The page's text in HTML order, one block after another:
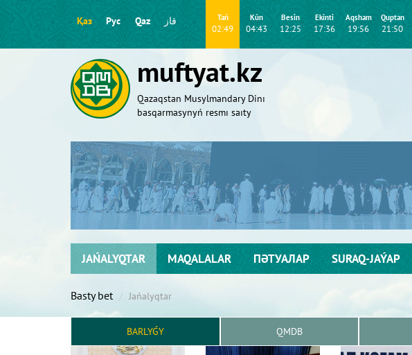
Қаз Рус Qaz قاز Tań
02:49
Kún
04:43
Besіn
12:25
Ekіntі
17:36
Aqsham
19:56
Quptan
21:50
muftyat.kz
Qazaqstan Musylmandary Dіnı
basqarmasynyń resmı saıty
JAŃALYQTAR MAQALALAR ПӘТУАЛАР SURAQ-JAÝAP
Basty bet Jańalyqtar
BARLYǴY QMDB